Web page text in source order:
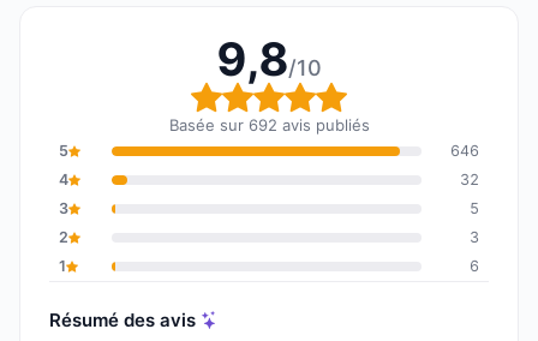
9,8/10
Note globale : 9,8 sur
Basée sur 692 avis publiés
5
646
4
32
3
5
2
3
1
6
Résumé des avis